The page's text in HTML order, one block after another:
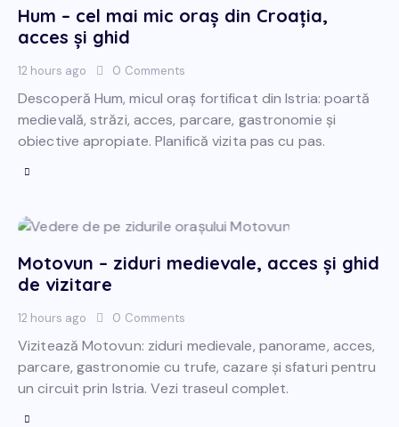
Hum – cel mai mic oraș din Croația,
acces și ghid
12 hours ago 0 Comments
Descoperă Hum, micul oraș fortificat din Istria: poartă
medievală, străzi, acces, parcare, gastronomie și
obiective apropiate. Planifică vizita pas cu pas.
Motovun – ziduri medievale, acces și ghid
de vizitare
12 hours ago 0 Comments
Vizitează Motovun: ziduri medievale, panorame, acces,
parcare, gastronomie cu trufe, cazare și sfaturi pentru
un circuit prin Istria. Vezi traseul complet.